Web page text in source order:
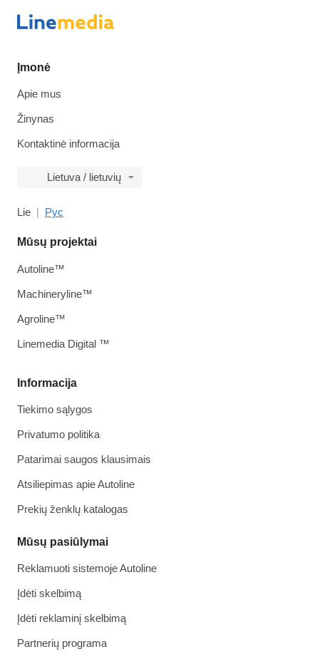
Įmonė
Apie mus
Žinynas
Kontaktinė informacija
Lietuva / lietuvių
Lie Рус
Informacija
Tiekimo sąlygos
Privatumo politika
Patarimai saugos klausimais
Atsiliepimas apie Autoline
Prekių ženklų katalogas
Mūsų pasiūlymai
Reklamuoti sistemoje Autoline
Įdėti skelbimą
Įdėti reklaminį skelbimą
Partnerių programa
Mūsų projektai
Autoline™
Machineryline™
Agroline™
Linemedia Digital ™